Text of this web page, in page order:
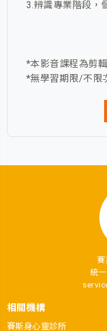
3.辨識專業階段，
*本影音課程為剪
*無學習期限/不限
賽
統
相關機構
賽斯身心靈診所